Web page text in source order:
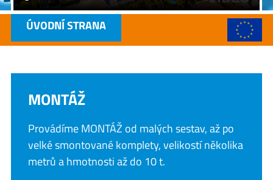
ÚVODNÍ STRANA
MONTÁŽ
Provádíme MONTÁŽ od malých sestav, až po
velké smontované komplety, velikostí několika
metrů a hmotnosti až do 10 t.